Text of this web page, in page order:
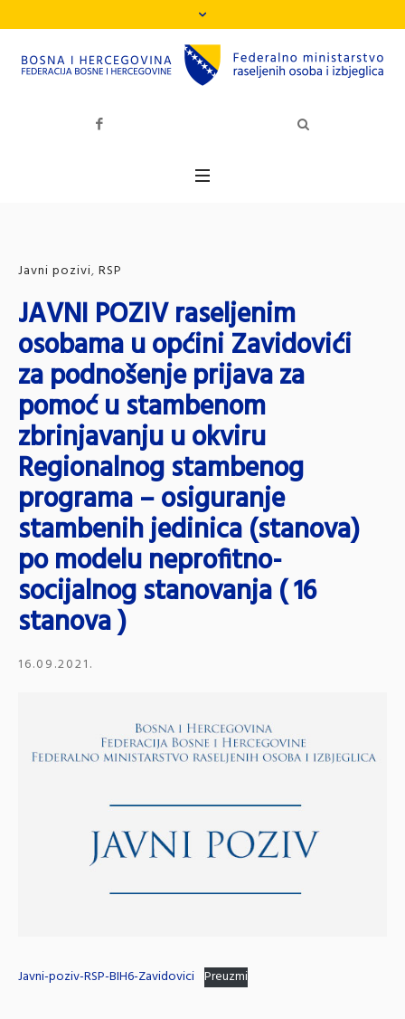
Javni pozivi, RSP
JAVNI POZIV raseljenim
osobama u općini Zavidovići
za podnošenje prijava za
pomoć u stambenom
zbrinjavanju u okviru
Regionalnog stambenog
programa – osiguranje
stambenih jedinica (stanova)
po modelu neprofitno-
socijalnog stanovanja ( 16
stanova )
16.09.2021.
Javni-poziv-RSP-BIH6-Zavidovici Preuzmi